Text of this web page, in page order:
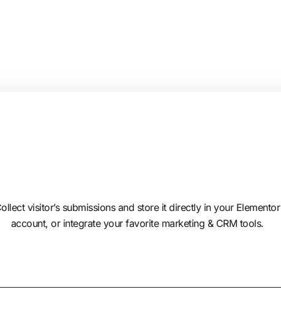
visitor’s submissions and store it directly in your Elementor
account, or integrate your favorite marketing & CRM tools.